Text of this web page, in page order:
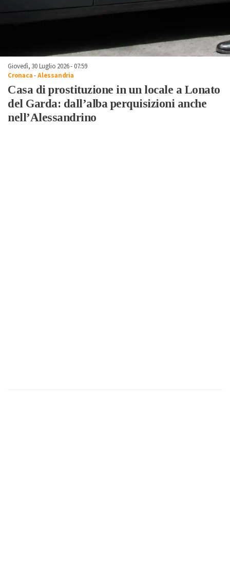
Giovedì, 30 Luglio 2026 - 07:59
Cronaca-Alessandria
Casa di prostituzione in un locale a Lonato
del Garda: dall’alba perquisizioni anche
nell’Alessandrino